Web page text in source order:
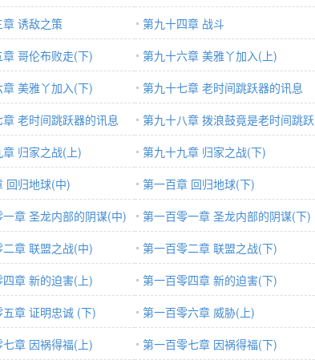
章 诱敌之策
第九十四章 战斗
章 哥伦布败走(下)
第九十六章 美雅丫加入(上)
章 美雅丫加入(下)
第九十七章 老时间跳跃器的讯息
(上)
章 老时间跳跃器的讯息
第九十八章 拨浪鼓竟是老时间跳跃
器(上)
章 归家之战(上) 第九十九章 归家之战(下)
回归地球(中)
第一百章 回归地球(下)
一章 圣龙内部的阴谋(中)
第一百零一章 圣龙内部的阴谋(下)
二章 联盟之战(中)
第一百零二章 联盟之战(下)
四章 新的迫害(上)
第一百零四章 新的迫害(下)
五章 证明忠诚 (下)
第一百零六章 威胁(上)
七章 因祸得福(上)
第一百零七章 因祸得福(下)